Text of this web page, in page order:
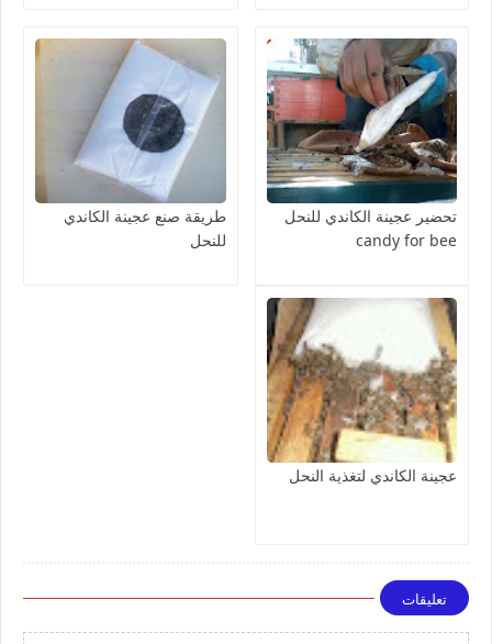
تحضير عجينة الكاندي للنحل
candy for bee
طريقة صنع عجينة الكاندي
للنحل
عجينة الكاندي لتغذية النحل
تعليقات